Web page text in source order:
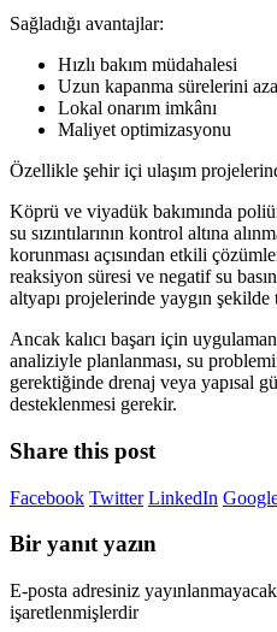
Sağladığı avantajlar:
Hızlı bakım müdahalesi
Uzun kapanma sürelerini
Lokal onarım imkânı
Maliyet optimizasyonu
Özellikle şehir içi ulaşım
Köprü ve viyadük bakımında
su sızıntılarının kontrol altına
korunması açısından etkili
reaksiyon süresi ve negatif su
altyapı projelerinde yaygın
Ancak kalıcı başarı için
analiziyle planlanması, su
gerektiğinde drenaj veya yapısal
desteklenmesi gerekir.
Share this post
Facebook Twitter LinkedIn
Bir yanıt yazın
E-posta adresiniz
işaretlenmişlerdir